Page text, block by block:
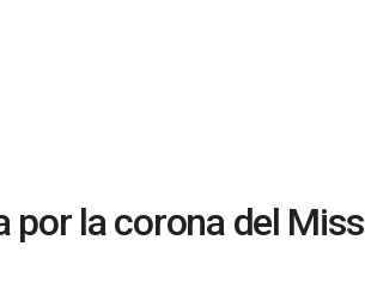
por la corona del Miss